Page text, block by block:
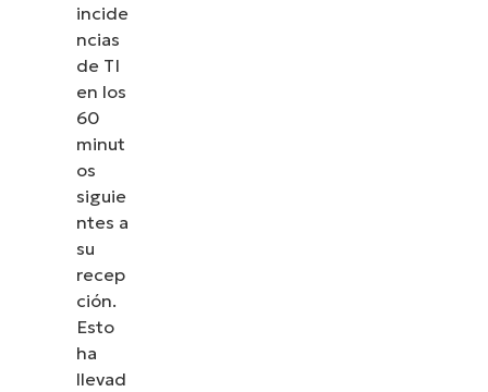
incide
ncias
de TI
en los
60
minut
os
siguie
ntes a
su
recep
ción.
Esto
ha
llevad